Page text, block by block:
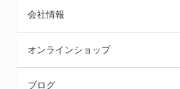
会社情報
オンラインショップ
ブログ